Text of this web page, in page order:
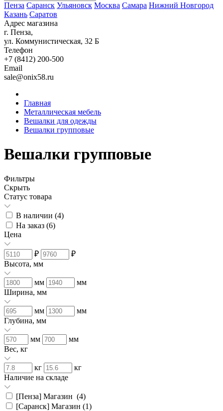
Пенза Саранск Ульяновск Москва Самара Нижний Новгород
Казань Саратов
Адрес магазина
г. Пенза,
ул. Коммунистическая, 32 Б
Телефон
+7 (8412) 200-500
Email
sale@onix58.ru
Главная
Металлическая мебель
Вешалки для одежды
Вешалки групповые
Вешалки групповые
Фильтры
Скрыть
Статус товара
В наличии (4)
На заказ (6)
Цена
₽
₽
Высота, мм
мм
мм
Ширина, мм
мм
мм
Глубина, мм
мм
мм
Вес, кг
кг
кг
Наличие на складе
[Пенза] Магазин (4)
[Саранск] Магазин (1)